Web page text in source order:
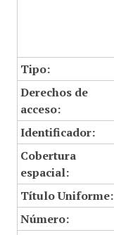
Tipo:
Derechos de
acceso:
Identificador:
Cobertura
espacial:
Título Uniforme:
Número: